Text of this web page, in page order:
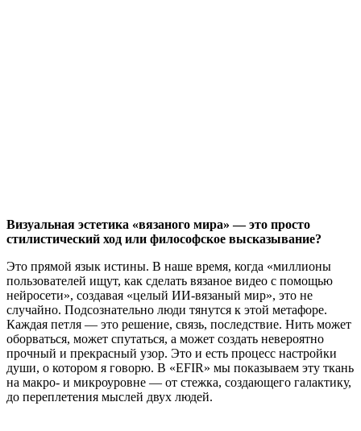
Визуальная эстетика «вязаного мира» — это просто
стилистический ход или философское высказывание?
Это прямой язык истины. В наше время, когда «миллионы
пользователей ищут, как сделать вязаное видео с помощью
нейросети», создавая «целый ИИ-вязаный мир», это не
случайно. Подсознательно люди тянутся к этой метафоре.
Каждая петля — это решение, связь, последствие. Нить может
оборваться, может спутаться, а может создать невероятно
прочный и прекрасный узор. Это и есть процесс настройки
души, о котором я говорю. В «EFIR» мы показываем эту ткань
на макро- и микроуровне — от стежка, создающего галактику,
до переплетения мыслей двух людей.